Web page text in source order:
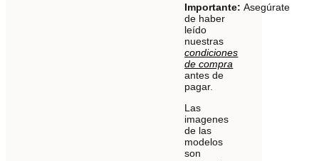
Importante: Asegúrate
de haber
leído
nuestras
condiciones
de compra
antes de
pagar.
Las
imagenes
de las
modelos
son